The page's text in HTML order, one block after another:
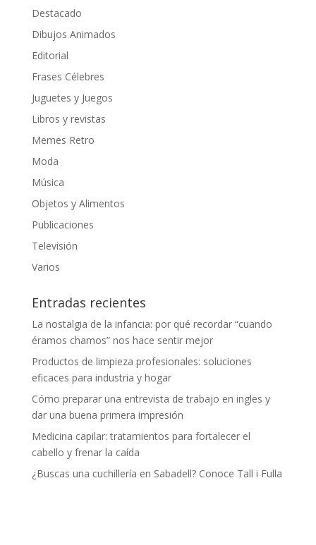
Destacado
Dibujos Animados
Editorial
Frases Célebres
Juguetes y Juegos
Libros y revistas
Memes Retro
Moda
Música
Objetos y Alimentos
Publicaciones
Televisión
Varios
Entradas recientes
La nostalgia de la infancia: por qué recordar “cuando
éramos chamos” nos hace sentir mejor
Productos de limpieza profesionales: soluciones
eficaces para industria y hogar
Cómo preparar una entrevista de trabajo en ingles y
dar una buena primera impresión
Medicina capilar: tratamientos para fortalecer el
cabello y frenar la caída
¿Buscas una cuchillería en Sabadell? Conoce Tall i Fulla